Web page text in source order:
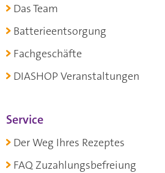
Das Team
Batterieentsorgung
Fachgeschäfte
DIASHOP Veranstaltungen
Service
Der Weg Ihres Rezeptes
FAQ Zuzahlungsbefreiung